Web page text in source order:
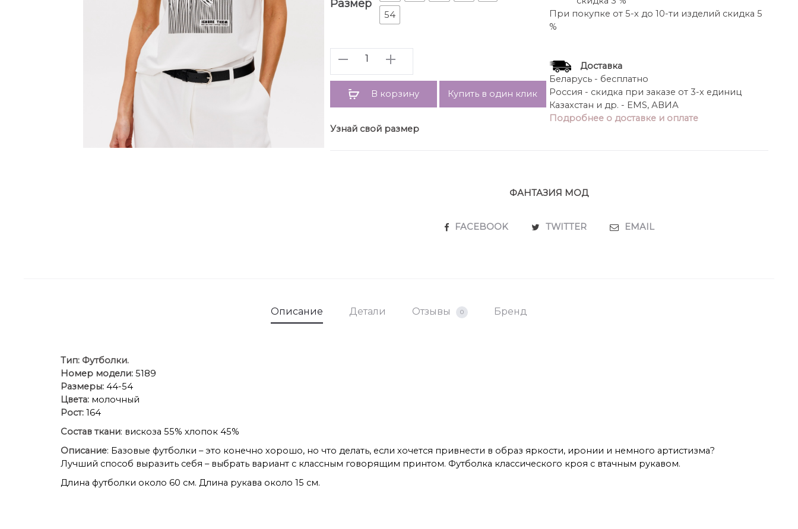
Размер
54
Количество
В корзину Купить в один клик
Узнай свой размер
При покупке от 5-х до 10-ти изделий скидка 5
%
Доставка
Беларусь - бесплатно
Россия - скидка при заказе от 3-х единиц
Казахстан и др. - EMS, АВИА
Подробнее о доставке и оплате
ФАНТАЗИЯ МОД
SHARE
FACEBOOK TWITTER EMAIL
Описание Детали Отзывы 0 Бренд
Тип: Футболки.
Номер модели: 5189
Размеры: 44-54
Цвета: молочный
Рост: 164
Состав ткани: вискоза 55% хлопок 45%
Описание: Базовые футболки – это конечно хорошо, но что делать, если хочется привнести в образ яркости, иронии и немного артистизма?
Лучший способ выразить себя – выбрать вариант с классным говорящим принтом. Футболка классического кроя с втачным рукавом.
Длина футболки около 60 см. Длина рукава около 15 см.